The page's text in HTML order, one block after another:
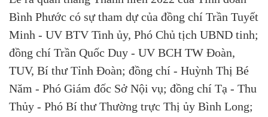
Bình Phước có sự tham dự của đồng chí Trần Tuyết
Minh - UV BTV Tinh ủy, Phó Chủ tịch UBND tinh;
đồng chí Trần Quốc Duy - UV BCH TW Đoàn,
TUV, Bí thư Tỉnh Đoàn; đồng chí - Huỳnh Thị Bé
Năm - Phó Giám đốc Sở Nội vụ; đồng chí Tạ - Thu
Thủy - Phó Bí thư Thường trực Thị ủy Bình Long;